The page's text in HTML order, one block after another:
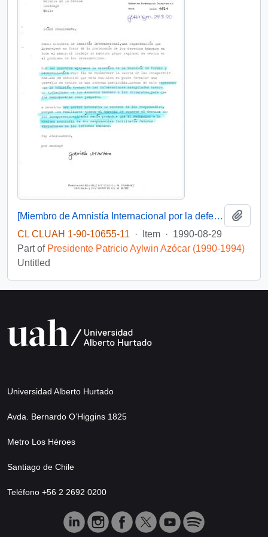
[Miembro de Amnistía Internacional por la defensa de los detenidos desaparecidos en Chile felicita por la creación de la Comisión de de Verdad y Reconciliación]
CL CLUAH 1-90-10655-11
· Item · 1990-08-29
Part of Presidente Patricio Aylwin Azócar (1990-1994)
Untitled
Universidad Alberto Hurtado
Avda. Bernardo O’Higgins 1825
Metro Los Héroes
Santiago de Chile
Teléfono +56 2 2692 0200